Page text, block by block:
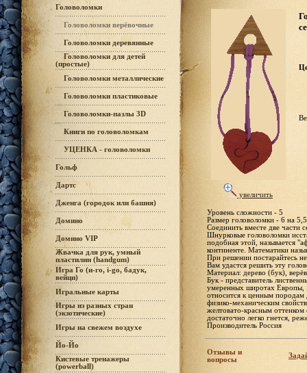
Головоломки
Головоломки верёвочные
Головоломки деревянные
Головоломки для детей
(простые)
Головоломки металлические
Головоломки пластиковые
Головоломки-пазлы 3D
Книги по головоломкам
УЦЕНКА - головоломки
Гольф
Дартс
Дженга (городок или башня)
Домино
Домино VIP
Жвачка для рук, умный
пластилин (handgum)
Игра Го (и-го, i-go, бадук,
вейци)
Игральные карты
Игры из разных стран
(экзотические)
Игры на свежем воздухе
Йо-Йо
Кистевые тренажеры
(powerball)
увеличить
Уровень сложности - 5
Размер головоломки - 6 на
Соединить вместе две части
Шнурковые головоломки
подобная этой, называется
континенте. Математики
При решении постарайтесь
Вам удастся решить эту
Материал: дерево (бук),
Бук - представитель
умеренных широтах Европы,
относится к ценным породам
физико-механическим
желтовато-красным оттенком
достаточно легко гнется,
Производитель Россия
Отзывы и
вопросы